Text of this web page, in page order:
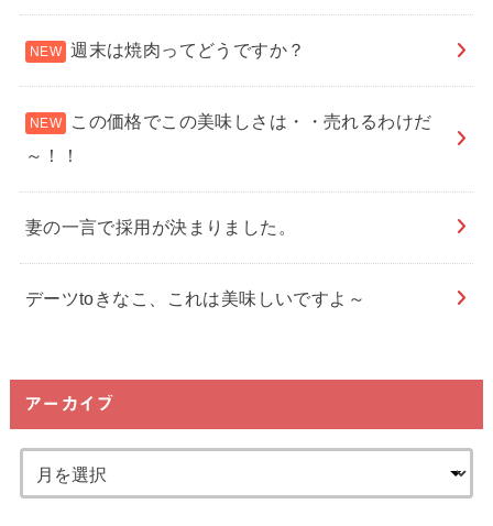
週末は焼肉ってどうですか？
この価格でこの美味しさは・・売れるわけだ
～！！
妻の一言で採用が決まりました。
デーツtoきなこ、これは美味しいですよ～
アーカイブ